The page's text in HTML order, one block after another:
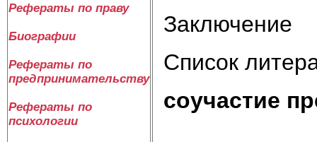
Рефераты по праву
Биографии
Рефераты по
предпринимательству
Рефераты по
психологии
Заключение
Список
соучастие